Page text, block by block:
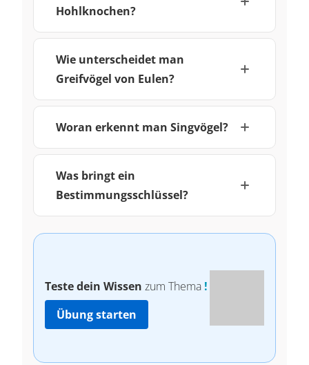
Hohlknochen?
Wie unterscheidet man
Greifvögel von Eulen?
Woran erkennt man Singvögel?
Was bringt ein
Bestimmungsschlüssel?
Teste dein Wissen zum Thema !
Übung starten